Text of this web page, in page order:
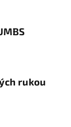
rukou